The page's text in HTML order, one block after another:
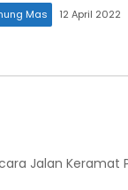
Mas 12 April 2022
Jalan Keramat